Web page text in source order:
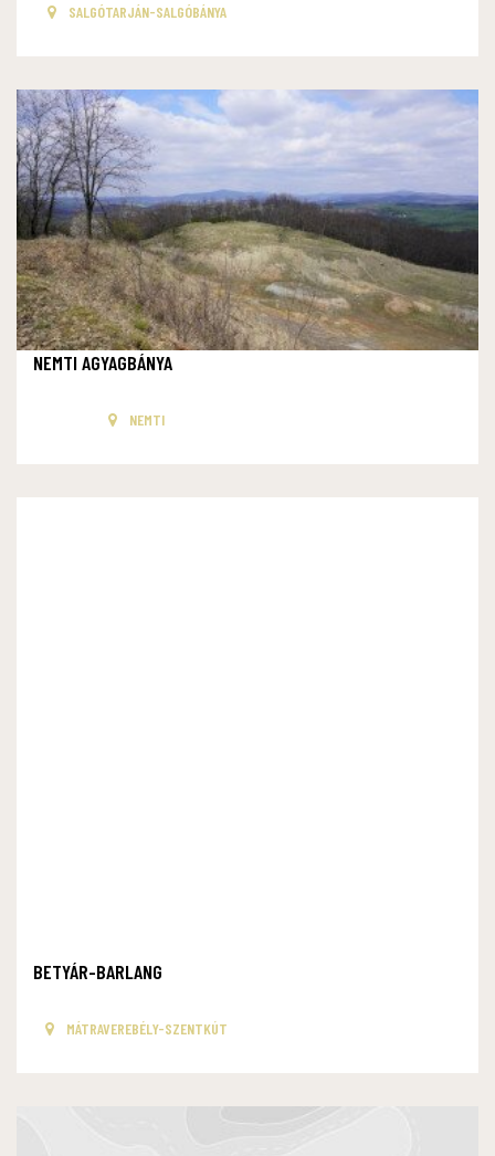
SALGÓTARJÁN-SALGÓBÁNYA
NEMTI AGYAGBÁNYA
NEMTI
BETYÁR-BARLANG
MÁTRAVEREBÉLY-SZENTKÚT